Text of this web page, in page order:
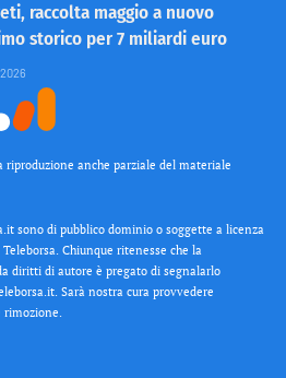
raccolta maggio a nuovo
storico per 7 miliardi euro
anche parziale del materiale
sono di pubblico dominio o soggette a licenza
Chiunque ritenesse che la
diritti di autore è pregato di segnalarlo
Sarà nostra cura provvedere
rimozione.